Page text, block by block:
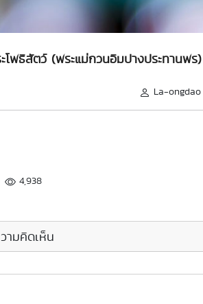
โพธิสัตว์ (พระแม่กวนอิมปางประทานพร)
La-ongdao
4,938
ามคิดเห็น